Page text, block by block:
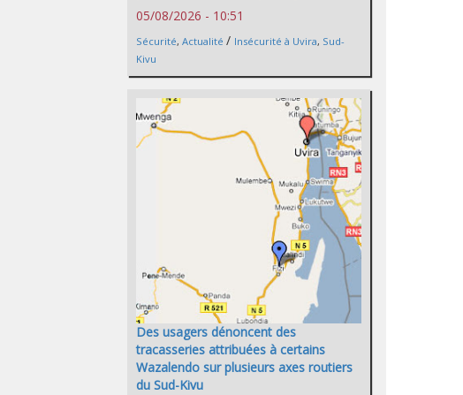
05/08/2026 - 10:51
Sécurité, Actualité / Insécurité à Uvira, Sud-
Kivu
Des usagers dénoncent des
tracasseries attribuées à certains
Wazalendo sur plusieurs axes routiers
du Sud-Kivu